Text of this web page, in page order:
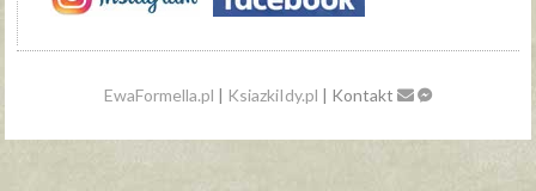
EwaFormella.pl | KsiazkiIdy.pl | Kontakt